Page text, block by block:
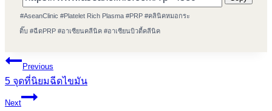
Post
Tags:
#AseanClinic #Platelet Rich Plasma #PRP #คลินิคหมอกระ
ติ๊บ #ฉีดPRP #อาเซียนคลีนิค #อาเซียนบิวตี้คลีนิค
Post
navigation
Previous
5 จุดที่นิยมฉีดไขมัน
Next